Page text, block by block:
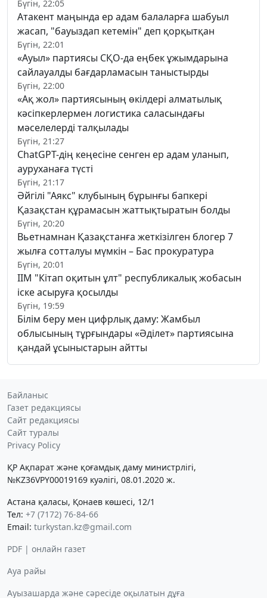
Бүгін, 22:05
Атакент маңында ер адам балаларға шабуыл
жасап, "бауыздап кетемін" деп қорқытқан
Бүгін, 22:01
«Ауыл» партиясы СҚО-да еңбек ұжымдарына
сайлауалды бағдарламасын таныстырды
Бүгін, 22:00
«Ақ жол» партиясының өкілдері алматылық
кәсіпкерлермен логистика саласындағы
мәселелерді талқылады
Бүгін, 21:27
ChatGPT-дің кеңесіне сенген ер адам уланып,
ауруханаға түсті
Бүгін, 21:17
Әйгілі "Аякс" клубының бұрынғы бапкері
Қазақстан құрамасын жаттықтыратын болды
Бүгін, 20:20
Вьетнамнан Қазақстанға жеткізілген блогер 7
жылға сотталуы мүмкін – Бас прокуратура
Бүгін, 20:01
ІІМ "Кітап оқитын ұлт" республикалық жобасын
іске асыруға қосылды
Бүгін, 19:59
Білім беру мен цифрлық даму: Жамбыл
облысының тұрғындары «Әділет» партиясына
қандай ұсыныстарын айтты
Байланыс
Газет редакциясы
Сайт редакциясы
Сайт туралы
Privacy Policy
ҚР Ақпарат және қоғамдық даму министрлігі,
№KZ36VPY00019169 куәлігі, 08.01.2020 ж.
Астана қаласы, Қонаев көшесі, 12/1
Тел: +7 (7172) 76-84-66
Email: turkystan.kz@gmail.com
PDF | онлайн газет
Ауа райы
Ауызашарда және сәресіде оқылатын дұға